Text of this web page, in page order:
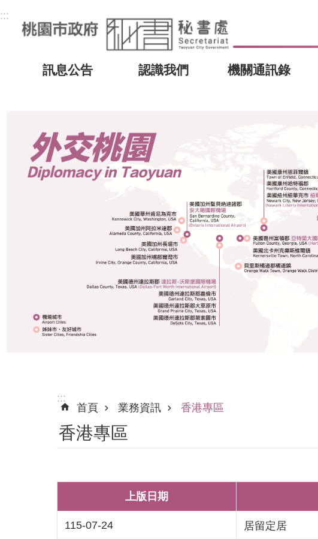
:::
訊息公告 認識我們 機關通訊錄
:::
首頁
業務資訊 香港專區
香港專區
上版日期
115-07-24 居留定居